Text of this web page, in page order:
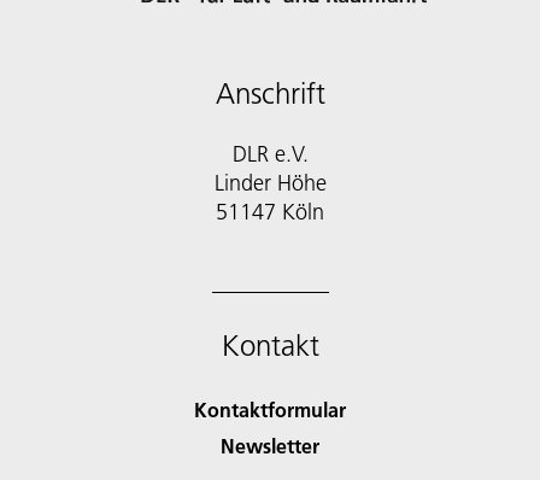
Anschrift
DLR e.V.
Linder Höhe
51147 Köln
Kontakt
Kontaktformular
Newsletter